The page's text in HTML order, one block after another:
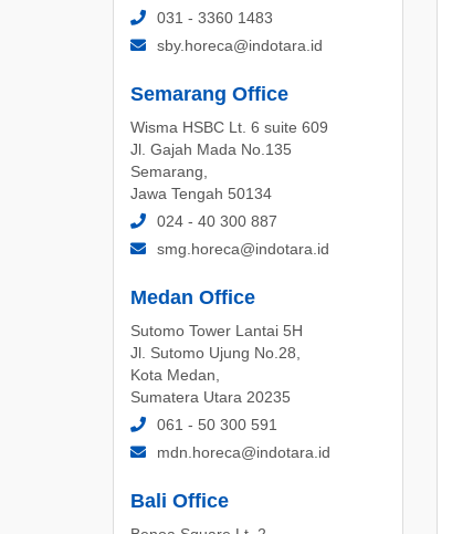
031 - 3360 1483
sby.horeca@indotara.id
Semarang Office
Wisma HSBC Lt. 6 suite 609
Jl. Gajah Mada No.135
Semarang,
Jawa Tengah 50134
024 - 40 300 887
smg.horeca@indotara.id
Medan Office
Sutomo Tower Lantai 5H
Jl. Sutomo Ujung No.28,
Kota Medan,
Sumatera Utara 20235
061 - 50 300 591
mdn.horeca@indotara.id
Bali Office